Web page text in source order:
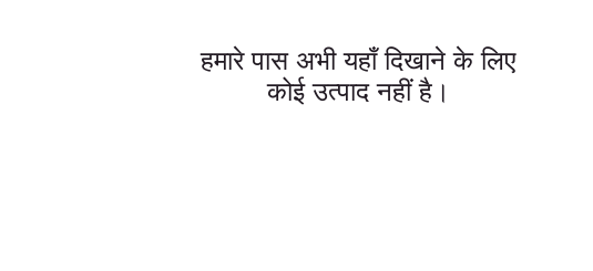
हमारे पास अभी यहाँ दिखाने के लिए
कोई उत्पाद नहीं है।